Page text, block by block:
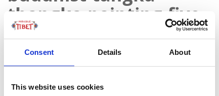
Consent Details About
This website uses cookies
thangka-painting-five
by michele